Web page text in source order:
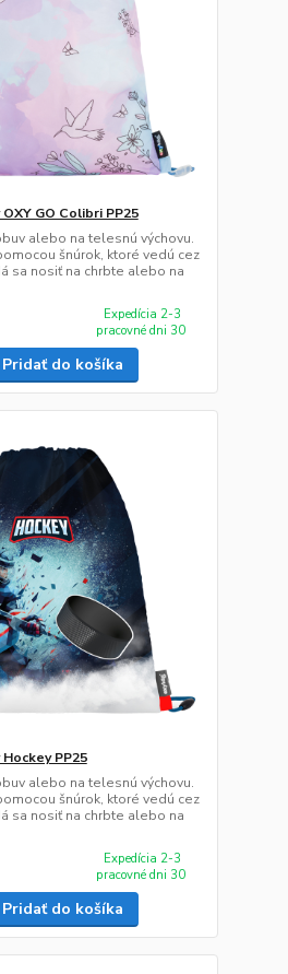
GO Colibri PP25
alebo na telesnú výchovu.
šnúrok, ktoré vedú cez
sa nosiť na chrbte alebo na
Expedícia 2-3
pracovné dni 30
Pridať do košíka
PP25
alebo na telesnú výchovu.
šnúrok, ktoré vedú cez
sa nosiť na chrbte alebo na
Expedícia 2-3
pracovné dni 30
Pridať do košíka